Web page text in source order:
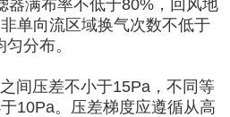
器满布率不低于80%，回风地
单向流区域换气次数不低于
分布。
间压差不小于15Pa，不同等
10Pa。压差梯度应遵循从高